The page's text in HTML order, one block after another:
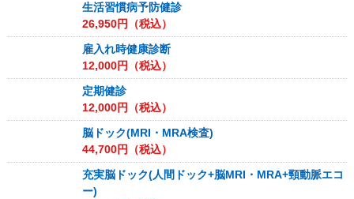
生活習慣病予防健診
26,950円（税込）
雇入れ時健康診断
12,000円（税込）
定期健診
12,000円（税込）
脳ドック(MRI・MRA検査)
44,700円（税込）
充実脳ドック(人間ドック+脳MRI・MRA+頸動脈エコ
ー)